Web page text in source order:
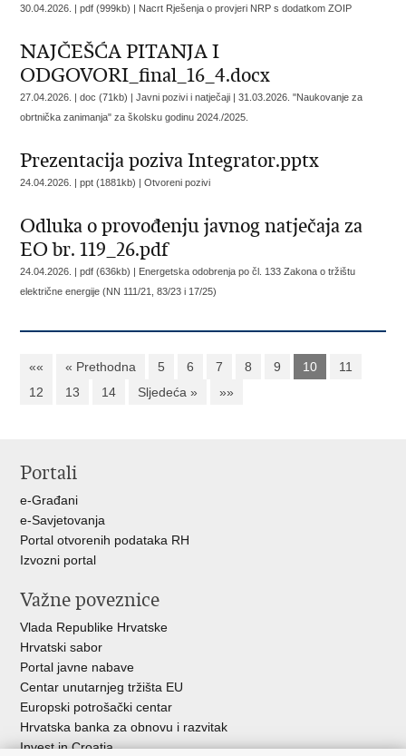
30.04.2026. | pdf (999kb) | Nacrt Rješenja o provjeri NRP s dodatkom ZOIP
NAJČEŠĆA PITANJA I
ODGOVORI_final_16_4.docx
27.04.2026. | doc (71kb) | Javni pozivi i natječaji |31.03.2026. "Naukovanje za
obrtnička zanimanja" za školsku godinu 2024./2025.
Prezentacija poziva Integrator.pptx
24.04.2026. | ppt (1881kb) |Otvoreni pozivi
Odluka o provođenju javnog natječaja za
EO br. 119_26.pdf
24.04.2026. | pdf (636kb) | Energetska odobrenja po čl. 133 Zakona o tržištu
električne energije (NN 111/21, 83/23 i 17/25)
«« « Prethodna 5 6 7 8 9 10
11
12
13 14 Sljedeća » »»
Portali
e-Građani
e-Savjetovanja
Portal otvorenih podataka RH
Izvozni portal
Važne poveznice
Vlada Republike Hrvatske
Hrvatski sabor
Portal javne nabave
Centar unutarnjeg tržišta EU
Europski potrošački centar
Hrvatska banka za obnovu i razvitak
Invest in Croatia